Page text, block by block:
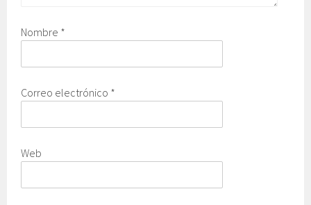
Nombre *
Correo electrónico *
Web